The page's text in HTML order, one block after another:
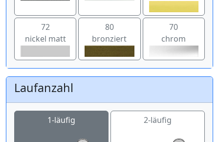
72
nickel matt
80
bronziert
70
chrom
Laufanzahl
1-läufig 2-läufig